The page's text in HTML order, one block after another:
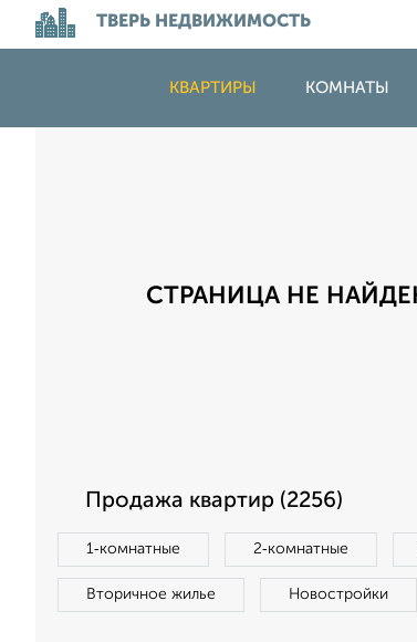
ТВЕРЬ НЕДВИЖИМОСТЬ
КВАРТИРЫ КОМНАТЫ
СТРАНИЦА НЕ
Продажа квартир (2256)
1‑комнатные 2‑комнатные
Вторичное жилье Новостройки